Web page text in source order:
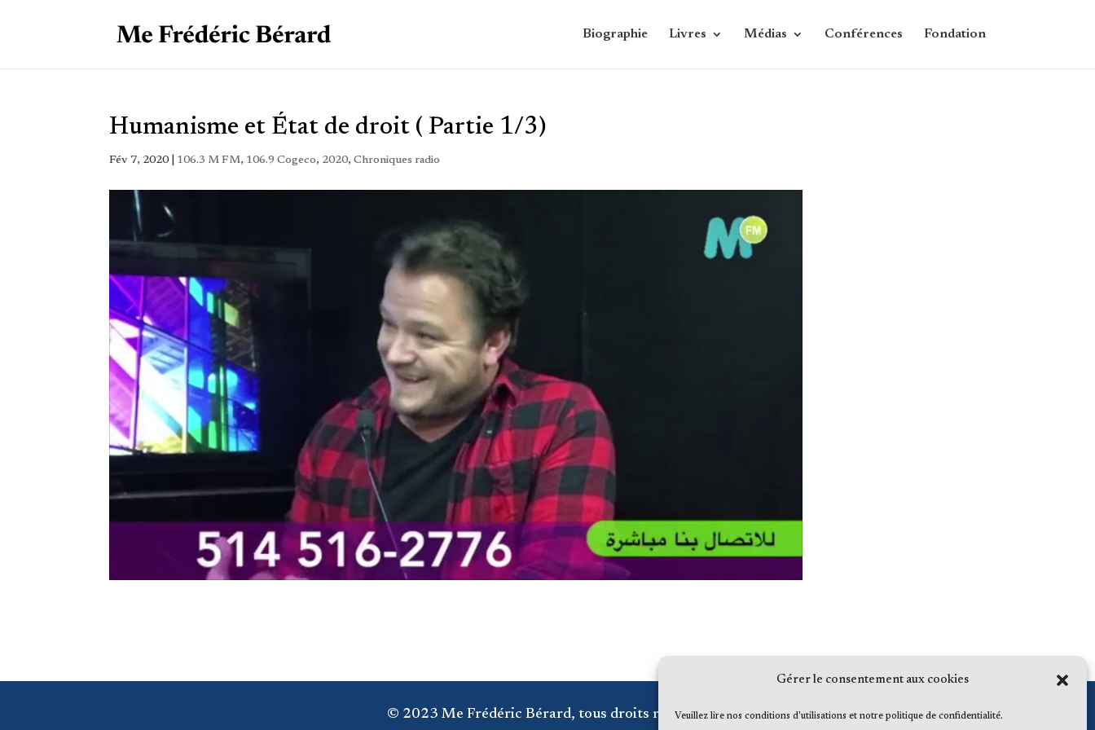
Gérer le consentement aux cookies
Veuillez lire nos conditions d'utilisations et notre politique de confidentialité.
Biographie Livres Médias Conférences Fondation
Humanisme et État de droit ( Partie 1/3)
Fév 7, 2020| 106.3 M FM, 106.9 Cogeco, 2020,Chroniques radio
© 2023 Me Frédéric Bérard, tous droits réservés